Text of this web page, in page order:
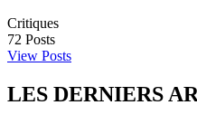
Critiques
72 Posts
View Posts
LES DERNIERS